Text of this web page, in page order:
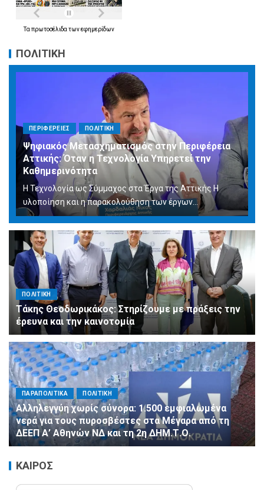
Τα πρωτοσέλιδα τωνεφημερίδων
ΠΟΛΙΤΙΚΗ
ΠΕΡΙΦΕΡΕΙΕΣ ΠΟΛΙΤΙΚΗ
Ψηφιακός Μετασχηματισμός στην Περιφέρεια
Αττικής: Όταν η Τεχνολογία Υπηρετεί την
Καθημερινότητα
Η Τεχνολογία ως Σύμμαχος στα Έργα της Αττικής Η
υλοποίηση και η παρακολούθηση των έργων...
ΠΟΛΙΤΙΚΗ
Τάκης Θεοδωρικάκος: Στηρίζουμε με πράξεις την
έρευνα και την καινοτομία
ΠΑΡΑΠΟΛΙΤΙΚΑ ΠΟΛΙΤΙΚΗ
Αλληλεγγύη χωρίς σύνορα: 1.500 εμφιαλωμένα
νερά για τους πυροσβέστες στα Μέγαρα από τη
ΔΕΕΠ Α’ Αθηνών ΝΔ και τη 2η ΔΗΜ.Τ.Ο.
ΚΑΙΡΟΣ